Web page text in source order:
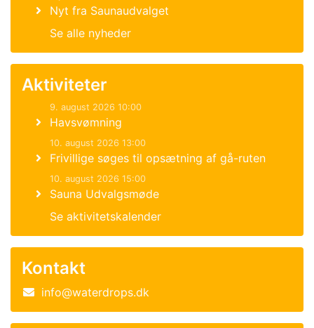
Nyt fra Saunaudvalget
Se alle nyheder
Aktiviteter
9. august 2026 10:00
Havsvømning
10. august 2026 13:00
Frivillige søges til opsætning af gå-ruten
10. august 2026 15:00
Sauna Udvalgsmøde
Se aktivitetskalender
Kontakt
info@waterdrops.dk